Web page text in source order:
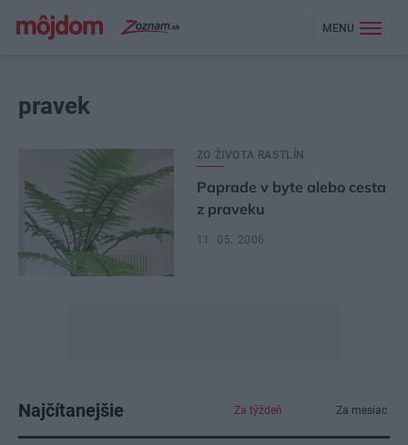
MENU
pravek
ZO ŽIVOTA RASTLÍN
Paprade v byte alebo cesta
z praveku
11. 05. 2006
Najčítanejšie Za týždeň Za mesiac